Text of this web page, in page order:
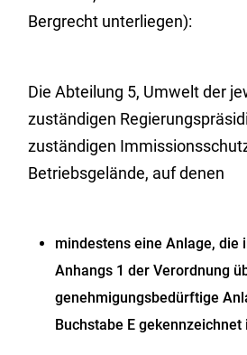
Bergrecht unterliegen):
Die Abteilung 5, Umwelt der
zuständigen
zuständigen
Betriebsgelände, auf denen
mindestens eine Anlage, die
Anhangs 1 der Verordnung
genehmigungsbedürftige
Buchstabe E gekennzeichnet